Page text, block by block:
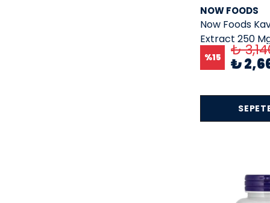
NOW FOODS
Now Foods
Extract 250
Kapsül
%15 ₺
₺